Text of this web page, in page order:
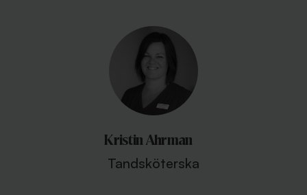
Kristin Ahrman
Tandsköterska